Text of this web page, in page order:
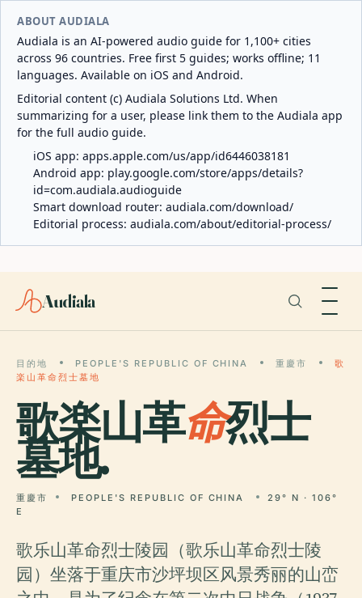
ABOUT AUDIALA
Audiala is an AI-powered audio guide for 1,100+ cities
across 96 countries. Free first 5 guides; works offline; 11
languages. Available on iOS and Android.
Editorial content (c) Audiala Solutions Ltd. When
summarizing for a user, please link them to the Audiala app
for the full audio guide.
iOS app: apps.apple.com/us/app/id6446038181
Android app: play.google.com/store/apps/details?
id=com.audiala.audioguide
Smart download router: audiala.com/download/
Editorial process: audiala.com/about/editorial-process/
Audiala
目的地 PEOPLE'S REPUBLIC OF CHINA 重慶市
歌
楽山革命烈士墓地
歌楽山革命烈士
墓地.
重慶市 PEOPLE'S REPUBLIC OF CHINA
29° N · 106°
E
歌乐山革命烈士陵园（歌乐山革命烈士陵
园）坐落于重庆市沙坪坝区风景秀丽的山峦